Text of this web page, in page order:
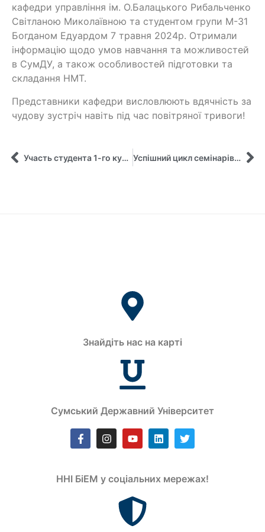
кафедри управління ім. О.Балацького Рибальченко
Світланою Миколаївною та студентом групи М-31
Богданом Едуардом 7 травня 2024р. Отримали
інформацію щодо умов навчання та можливостей
в СумДУ, а також особливостей підготовки та
складання НМТ.
Представники кафедри висловлюють вдячність за
чудову зустріч навіть під час повітряної тривоги!
Участь студента 1-го курсу ННІ БІЕМ СумДУ у XLІІ науково-технічній конференції молодих вчених та спеціалістів інституту проблем моделювання в енергетиці ім. Г.Є. Пухова НАН України Успішний цикл семінарів від нашої викладачки кафедри управління імені Олега Балацького, к.е.н., доцента Таранюк К.В.
Знайдіть нас на карті
Сумський Державний Університет
ННІ БіЕМ у соціальних мережах!